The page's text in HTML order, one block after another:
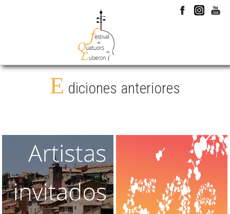
E diciones anteriores
1976 > 2026 2025